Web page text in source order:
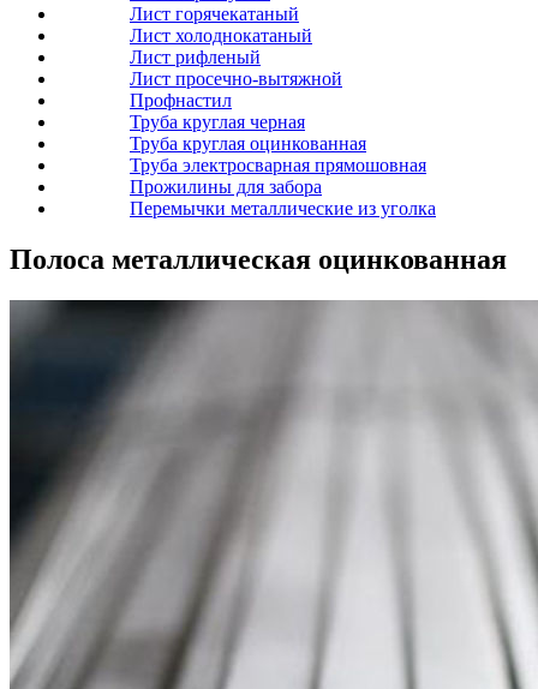
Лист горячекатаный
Лист холоднокатаный
Лист рифленый
Лист просечно-вытяжной
Профнастил
Труба круглая черная
Труба круглая оцинкованная
Труба электросварная прямошовная
Прожилины для забора
Перемычки металлические из уголка
Полоса металлическая оцинкованная